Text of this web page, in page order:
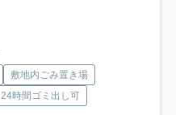
敷地内ごみ置き場
24時間ゴミ出し可